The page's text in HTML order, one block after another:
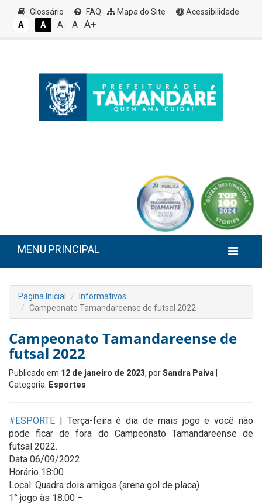
Glossário FAQ Mapa do Site
Acessibilidade
A
A A- A A+
MENU PRINCIPAL
Página Inicial
Informativos
Campeonato Tamandareense de futsal 2022
Campeonato Tamandareense de
futsal 2022
Publicado em 12 de janeiro de 2023, porSandra Paiva
Categoria: Esportes
#ESPORTE | Terça-feira é dia de mais jogo e você não
pode ficar de fora do Campeonato Tamandareense de
futsal 2022.
Data 06/09/2022
Horário 18:00
Local: Quadra dois amigos (arena gol de placa)
1° jogo às 18:00 –